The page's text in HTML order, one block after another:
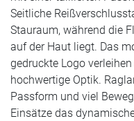
Seitliche
Stauraum, während die
auf der Haut liegt. Das
gedruckte Logo
hochwertige Optik.
Passform und viel
Einsätze das